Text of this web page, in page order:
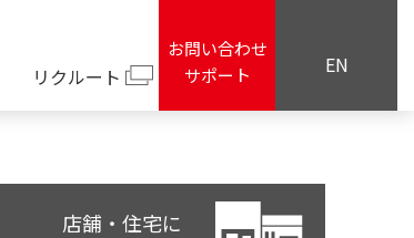
リクルート
お問い合わせ
サポート
EN
店舗・住宅に